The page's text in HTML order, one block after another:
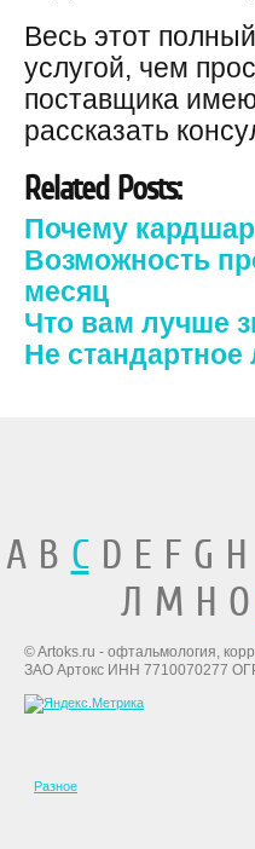
Весь этот
услугой, чем
поставщика
рассказать
Related Posts:
Почему
Возможность
месяц
Что вам лучше
Не стандартное
A B CD E F G
Л М Н О
© Artoks.ru - офтальмология,
ЗАО Артокс ИНН 7710070277
Разное